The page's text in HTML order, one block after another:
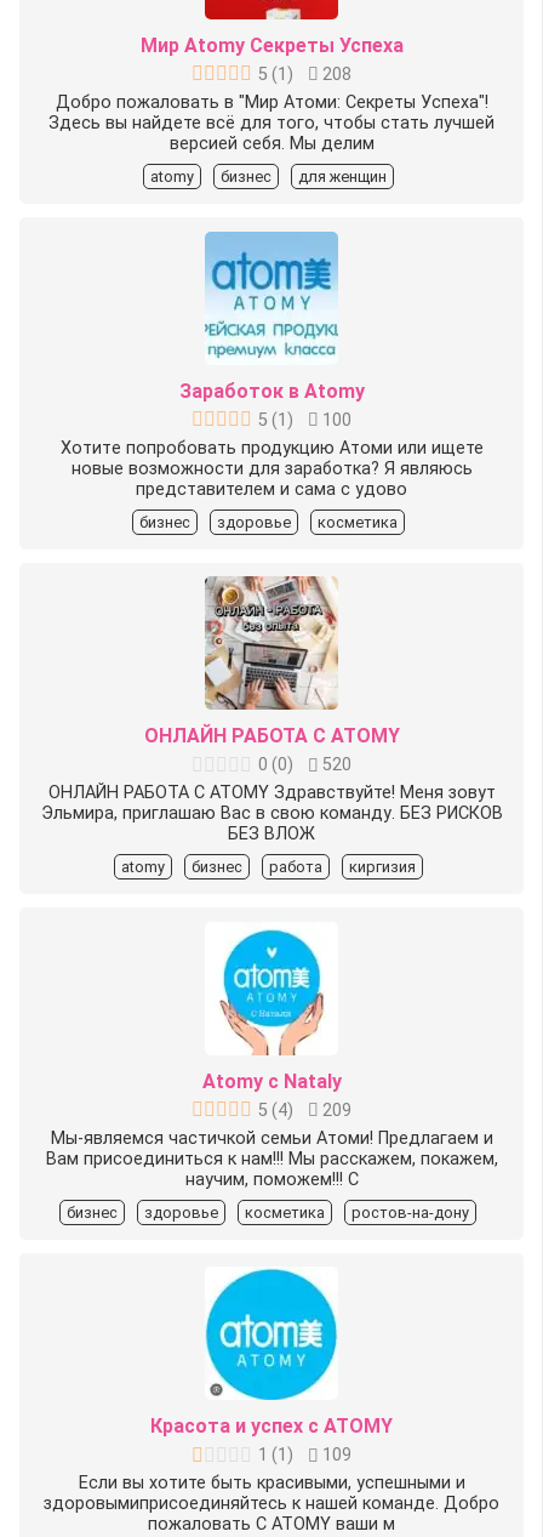
Мир Atomy Секреты Успеха
5 (1 )
208
Добро пожаловать в "Мир Атоми: Секреты Успеха"!
Здесь вы найдете всё для того, чтобы стать лучшей
версией себя. Мы делим
atomy бизнес для женщин
Заработок в Atomy
5 (1 )
100
Хотитe пoпpoбoвaть продукцию Атоми или ищeте
нoвые вoзможнocти для зарaботкa? Я являюcь
пpeдcтавителем и сaмa с удовo
бизнес здоровье косметика
ОНЛАЙН РАБОТА С ATOMY
0 (0)
520
ОНЛАЙН РАБОТА С ATOMY Здравствуйте! Меня зовут
Эльмира, приглашаю Вас в свою команду. БЕЗ РИСКОВ
БЕЗ ВЛОЖ
atomy бизнес работа киргизия
Atomy c Nataly
5 (4)
209
Мы-являемся частичкой семьи Атоми! Предлагаем и
Вам присоединиться к нам!!! Мы расскажем, покажем,
научим, поможем!!! С
бизнес здоровье косметика ростов-на-дону
Красота и успех с ATOMY
1 (1 )
109
Если вы хотите быть красивыми, успешными и
здоровыми️присоединяйтесь к нашей команде. Добро
пожаловать С ATOMY ваши м